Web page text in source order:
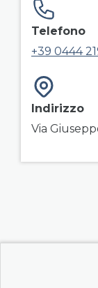
Telefono
+39 0444
Indirizzo
Via